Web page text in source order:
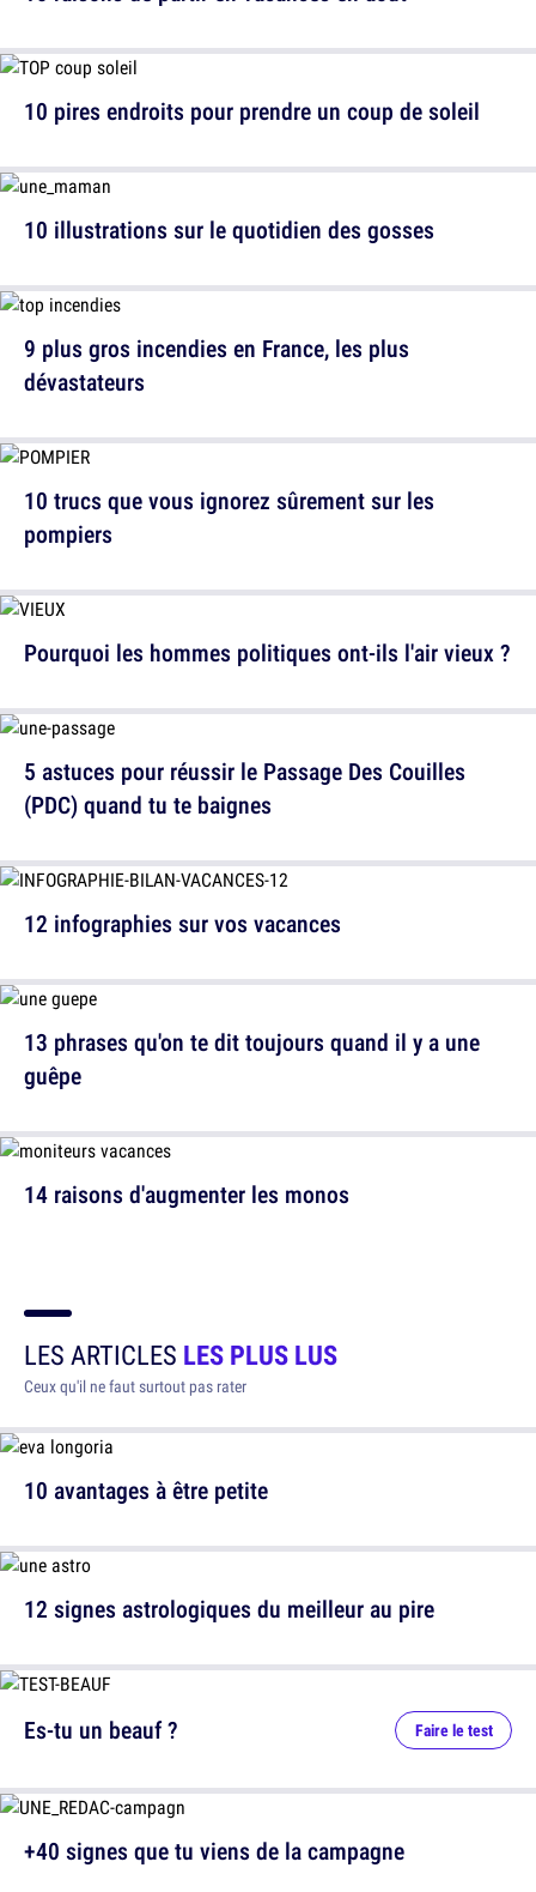
10 illustrations sur le quotidien des gosses
10 trucs que vous ignorez sûrement sur les
pompiers
5 astuces pour réussir le Passage Des Couilles
(PDC) quand tu te baignes
13 phrases qu'on te dit toujours quand il y a une
guêpe
10 pires endroits pour prendre un coup de soleil
9 plus gros incendies en France, les plus
dévastateurs
Pourquoi les hommes politiques ont-ils l'air vieux ?
12 infographies sur vos vacances
14 raisons d'augmenter les monos
LES ARTICLES LES PLUS LUS
Ceux qu'il ne faut surtout pas rater
10 avantages à être petite
12 signes astrologiques du meilleur au pire
Es-tu un beauf ? Faire le test
+40 signes que tu viens de la campagne